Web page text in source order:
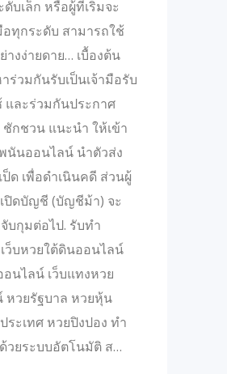
ดับเล็ก หรือผู้ที่เริ่มจะ
อทุกระดับ สามารถใช้
างง่ายดาย… เบื้องต้น
ร่วมกันรับเป็นเจ้ามือรับ
และร่วมกันประกาศ
กชวน แนะนำ ให้เข้า
นันออนไลน์ นำตัวส่ง
ป็ด เพื่อดำเนินคดี ส่วนผู้
ปิดบัญชี (บัญชีม้า) จะ
บกุมต่อไป. รับทำ
เว็บหวยใต้ดินออนไลน์
นไลน์ เว็บแทงหวย
หวยรัฐบาล หวยหุ้น
ระเทศ หวยปิงปอง ทำ
วยระบบอัตโนมัติ ส…